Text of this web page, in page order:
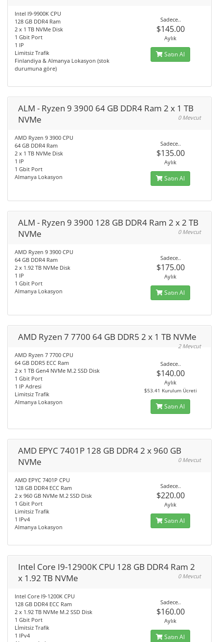
Intel I9-9900K CPU
128 GB DDR4 Ram
2 x 1 TB NVMe Disk
1 Gbit Port
1 IP
Limitsiz Trafik
Finlandiya & Almanya Lokasyon (stok
durumuna göre)
Sadece..
$145.00
Aylık
Satın Al
ALM - Ryzen 9 3900 64 GB DDR4 Ram 2 x 1 TB
NVMe
0 Mevcut
AMD Ryzen 9 3900 CPU
64 GB DDR4 Ram
2 x 1 TB NVMe Disk
1 IP
1 Gbit Port
Almanya Lokasyon
Sadece..
$135.00
Aylık
Satın Al
ALM - Ryzen 9 3900 128 GB DDR4 Ram 2 x 2 TB
NVMe
0 Mevcut
AMD Ryzen 9 3900 CPU
64 GB DDR4 Ram
2 x 1.92 TB NVMe Disk
1 IP
1 Gbit Port
Almanya Lokasyon
Sadece..
$175.00
Aylık
Satın Al
AMD Ryzen 7 7700 64 GB DDR5 2 x 1 TB NVMe
2 Mevcut
AMD Ryzen 7 7700 CPU
64 GB DDR5 ECC Ram
2 x 1 TB Gen4 NVMe M.2 SSD Disk
1 Gbit Port
1 IP Adresi
Limitsiz Trafik
Almanya Lokasyon
Sadece..
$140.00
Aylık
$53.41 Kurulum Ücreti
Satın Al
AMD EPYC 7401P 128 GB DDR4 2 x 960 GB
NVMe
0 Mevcut
AMD EPYC 7401P CPU
128 GB DDR4 ECC Ram
2 x 960 GB NVMe M.2 SSD Disk
1 Gbit Port
Limitsiz Trafik
1 IPv4
Almanya Lokasyon
Sadece..
$220.00
Aylık
Satın Al
Intel Core I9-12900K CPU 128 GB DDR4 Ram 2
x 1.92 TB NVMe
0 Mevcut
Intel Core I9-1200K CPU
128 GB DDR4 ECC Ram
2 x 1.92 TB NVMe M.2 SSD Disk
1 Gbit Port
Lİmitsiz Trafik
1 IPv4
Sadece..
$160.00
Aylık
Satın Al